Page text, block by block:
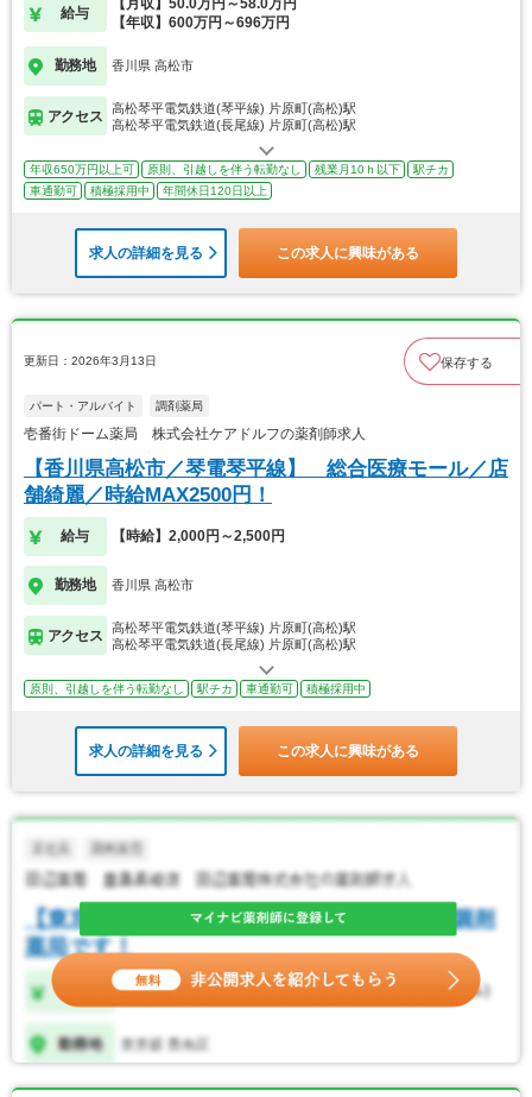
給与
【年収】600万円～696万円
勤務地 香川県 高松市
アクセス
高松琴平電気鉄道(琴平線) 片原町(高松)駅
高松琴平電気鉄道(長尾線) 片原町(高松)駅
年収650万円以上可 原則、引越しを伴う転勤なし 残業月10ｈ以下
駅チカ
車通勤可
積極採用中 年間休日120日以上
求人の詳細を見る この求人に興味がある
更新日：2026年3月13日 保存する
パート・アルバイト 調剤薬局
壱番街ドーム薬局 株式会社ケアドルフの薬剤師求人
【香川県高松市／琴電琴平線】 総合医療モール／店
舗綺麗／時給MAX2500円！
給与 【時給】2,000円～2,500円
勤務地 香川県 高松市
アクセス
高松琴平電気鉄道(琴平線) 片原町(高松)駅
高松琴平電気鉄道(長尾線) 片原町(高松)駅
原則、引越しを伴う転勤なし 駅チカ 車通勤可 積極採用中
求人の詳細を見る この求人に興味がある